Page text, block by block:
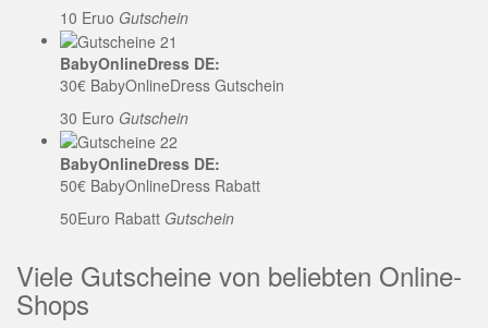
10 Eruo Gutschein
BabyOnlineDress DE:
30€ BabyOnlineDress Gutschein
30 Euro Gutschein
BabyOnlineDress DE:
50€ BabyOnlineDress Rabatt
50Euro Rabatt Gutschein
Viele Gutscheine von beliebten Online-
Shops